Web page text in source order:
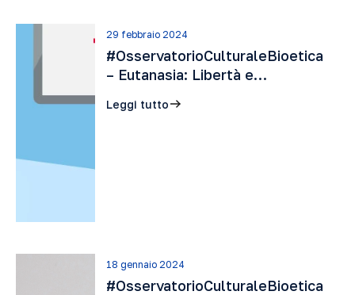
29 febbraio 2024
#OsservatorioCulturaleBioetica
– Eutanasia: Libertà e…
Leggi tutto
18 gennaio 2024
#OsservatorioCulturaleBioetica